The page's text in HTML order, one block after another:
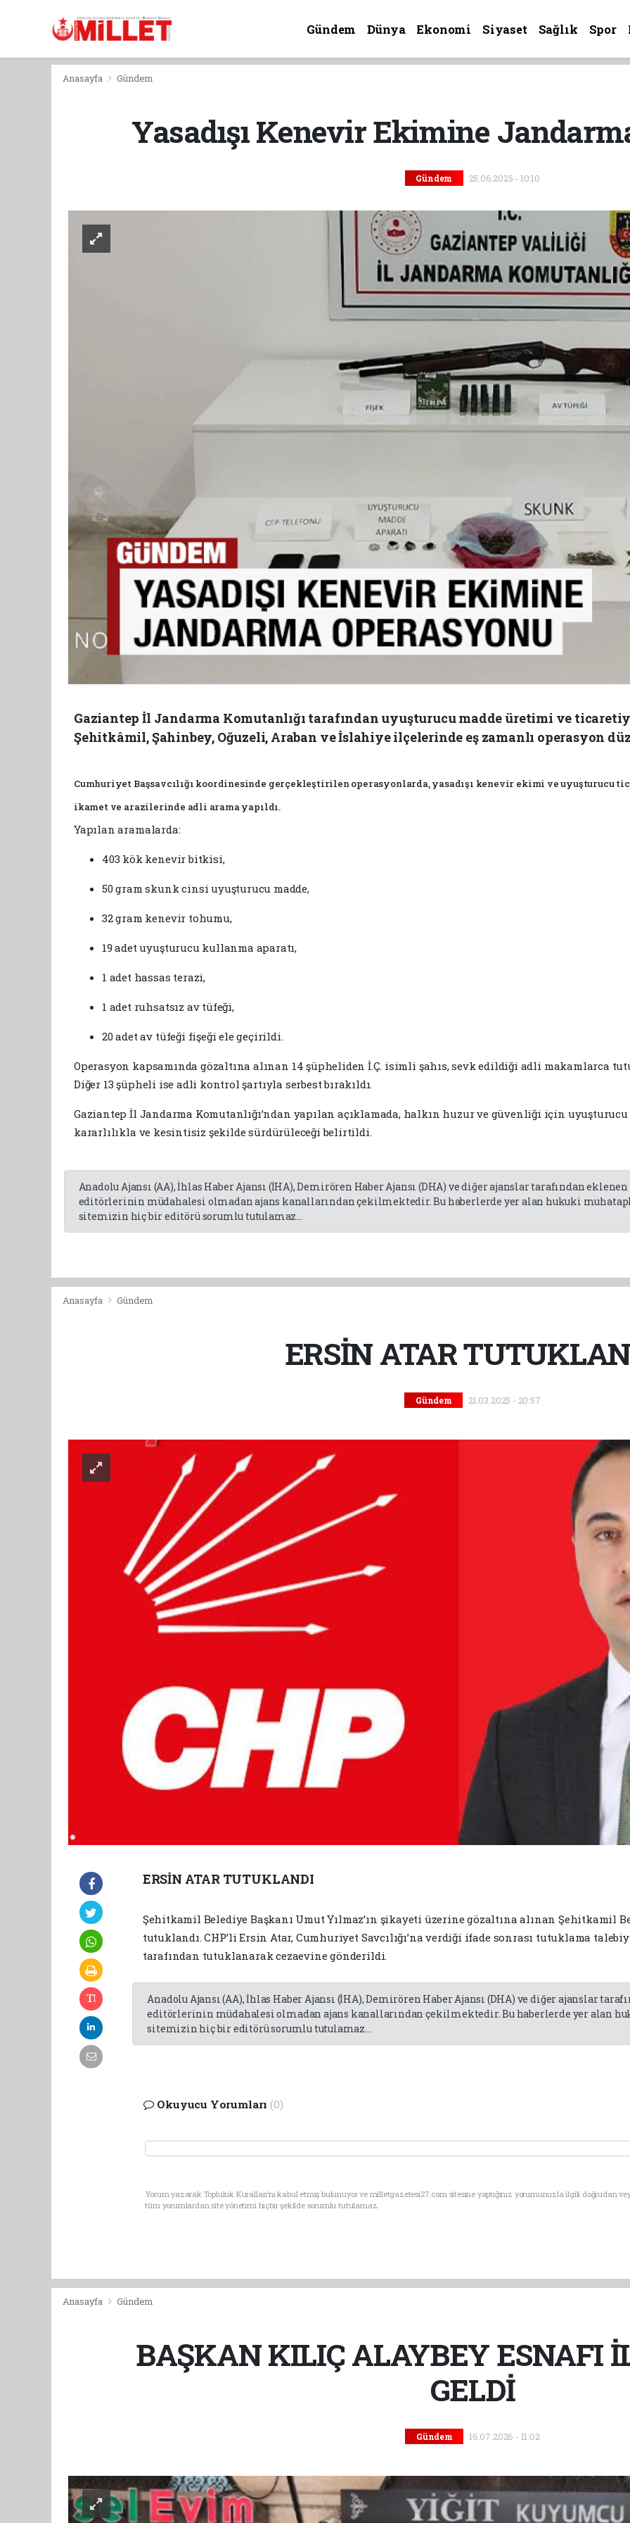
Gündem Dünya Ekonomi Siyaset Sağlık Spor
Anasayfa Gündem
Yasadışı Kenevir Ekimine
Gündem 25.06.2025 - 10:10
Gaziantep İl Jandarma Komutanlığı tarafından uyuşturucu madde üretimi ve
Şehitkâmil, Şahinbey, Oğuzeli, Araban ve İslahiye ilçelerinde eş zamanlı operasyon
Cumhuriyet Başsavcılığı koordinesinde gerçekleştirilen operasyonlarda, yasadışı kenevir ekimi ve uyuşturucu
ikamet ve arazilerinde adli arama yapıldı.
Yapılan aramalarda:
403 kök kenevir bitkisi,
50 gram skunk cinsi uyuşturucu madde,
32 gram kenevir tohumu,
19 adet uyuşturucu kullanma aparatı,
1 adet hassas terazi,
1 adet ruhsatsız av tüfeği,
20 adet av tüfeği fişeği ele geçirildi.
Operasyon kapsamında gözaltına alınan 14 şüpheliden İ.Ç. isimli şahıs, sevk edildiği adli makamlarca
Diğer 13 şüpheli ise adli kontrol şartıyla serbest bırakıldı.
Gaziantep İl Jandarma Komutanlığı’ndan yapılan açıklamada, halkın huzur ve güvenliği için uyuşturucu
kararlılıkla ve kesintisiz şekilde sürdürüleceği belirtildi.
Anadolu Ajansı (AA), İhlas Haber Ajansı (İHA), Demirören Haber Ajansı (DHA) ve diğer ajanslar tarafından
editörlerinin müdahalesi olmadan ajans kanallarından çekilmektedir. Bu haberlerde yer alan hukuki
sitemizin hiç bir editörü sorumlu tutulamaz...
Anasayfa Gündem
ERSİN ATAR
Gündem 21.03.2025 - 20:57
ERSİN ATAR TUTUKLANDI
Şehitkamil Belediye Başkanı Umut Yılmaz’ın şikayeti üzerine gözaltına alınan Şehitkamil
tutuklandı. CHP’li Ersin Atar, Cumhuriyet Savcılığı’na verdiği ifade sonrası tutuklama
tarafından tutuklanarak cezaevine gönderildi.
Anadolu Ajansı (AA), İhlas Haber Ajansı (İHA), Demirören Haber Ajansı (DHA) ve diğer ajanslar
editörlerinin müdahalesi olmadan ajans kanallarından çekilmektedir. Bu haberlerde yer alan
sitemizin hiç bir editörü sorumlu tutulamaz...
Okuyucu Yorumları (0)
Yorum yazarak Topluluk Kuralları’nı kabul etmiş bulunuyor ve milletgazetesi27.com sitesine yaptığınız yorumunuzla ilgili doğrudan
tüm yorumlardan site yönetimi hiçbir şekilde sorumlu tutulamaz.
Anasayfa Gündem
BAŞKAN KILIÇ ALAYBEY ESNAFI
GELDİ
Gündem 16.07.2026 - 11:02